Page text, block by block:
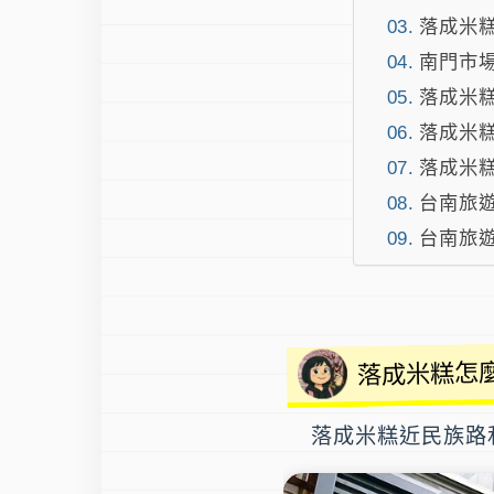
落成米
南門市
落成米
落成米
落成米
台南旅
台南旅
落成米糕怎
落成米糕近民族路